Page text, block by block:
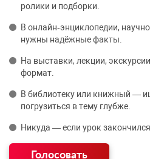
ролики и подборки.
В онлайн‑энциклопедии,
нужны надёжные факты.
На выставки, лекции,
формат.
В библиотеку или книжный —
погрузиться в тему глубже.
Никуда — если урок